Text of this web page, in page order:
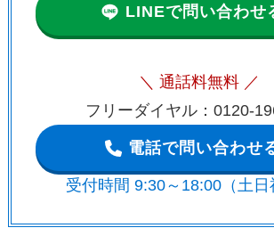
LINEで問い合わせ
＼ 通話料無料 ／
フリーダイヤル：0120-
電話で問い合わせ
受付時間 9:30～18:00（土日